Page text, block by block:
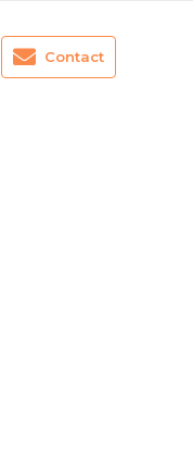
Contact